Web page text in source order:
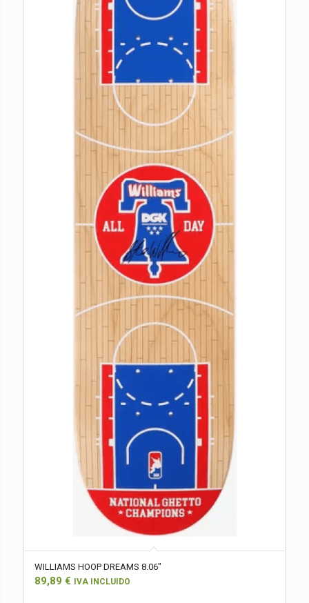
WILLIAMS HOOP DREAMS 8.06″
89,89 € IVA INCLUIDO